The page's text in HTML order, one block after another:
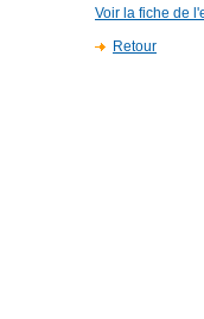
Voir la fiche de
Retour